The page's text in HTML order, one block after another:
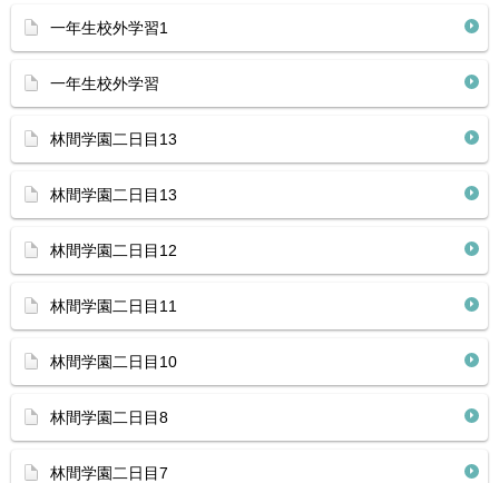
一年生校外学習1
一年生校外学習
林間学園二日目13
林間学園二日目13
林間学園二日目12
林間学園二日目11
林間学園二日目10
林間学園二日目8
林間学園二日目7